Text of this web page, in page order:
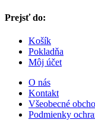
Prejsť do:
Košík
Pokladňa
Môj účet
O nás
Kontakt
Všeobecné
Podmienky